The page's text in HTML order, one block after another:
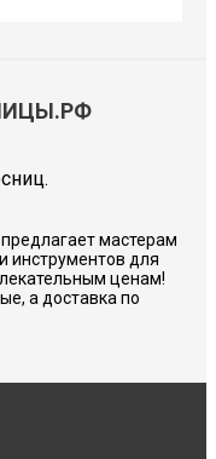
мастерам
инструментов для
ценам!
а доставка по